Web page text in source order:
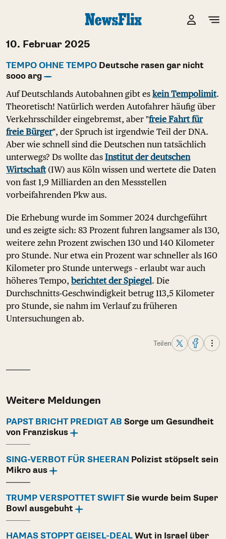
10. Februar 2025
TEMPO OHNE TEMPO Deutsche rasen gar nicht
sooo arg
Auf Deutschlands Autobahnen gibt es kein Tempolimit.
Theoretisch! Natürlich werden Autofahrer häufig über
Verkehrsschilder eingebremst, aber "freie Fahrt für
freie Bürger", der Spruch ist irgendwie Teil der DNA.
Aber wie schnell sind die Deutschen nun tatsächlich
unterwegs? Ds wollte das Institut der deutschen
Wirtschaft(IW) aus Köln wissen und wertete die Daten
von fast 1,9 Milliarden an den Messstellen
vorbeifahrenden Pkw aus.
Die Erhebung wurde im Sommer 2024 durchgeführt
und es zeigte sich: 83 Prozent fuhren langsamer als 130,
weitere zehn Prozent zwischen 130 und 140 Kilometer
pro Stunde. Nur etwa ein Prozent war schneller als 160
Kilometer pro Stunde unterwegs – erlaubt war auch
höheres Tempo, berichtet der Spiegel. Die
Durchschnitts-Geschwindigkeit betrug 113,5 Kilometer
pro Stunde, sie nahm im Verlauf zu früheren
Untersuchungen ab.
Teilen
Weitere Meldungen
PAPST BRICHT PREDIGT AB Sorge um Gesundheit
von Franziskus
SING-VERBOT FÜR SHEERAN Polizist stöpselt sein
Mikro aus
TRUMP VERSPOTTET SWIFTSie wurde beim Super
Bowl ausgebuht
HAMAS STOPPT GEISEL-DEAL Wut in Israel über